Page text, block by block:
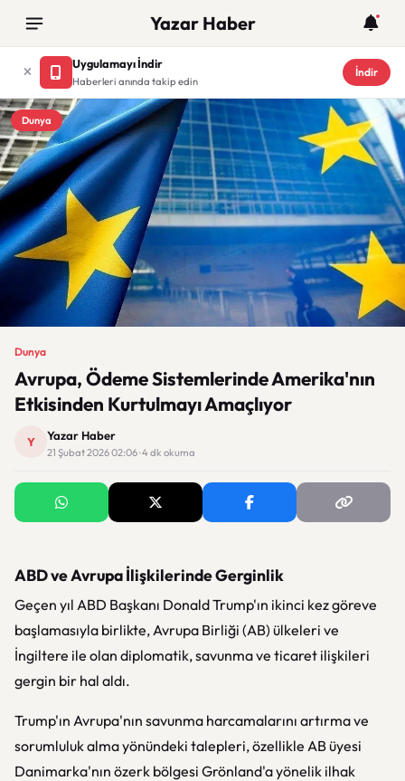
Yazar Haber
Uygulamayı İndir
Haberleri anında takip edin
İndir
Dunya
Dunya
Avrupa, Ödeme Sistemlerinde Amerika'nın
Etkisinden Kurtulmayı Amaçlıyor
Y Yazar Haber
21 Şubat 2026 02:06 · 4 dk okuma
ABD ve Avrupa İlişkilerinde Gerginlik
Geçen yıl ABD Başkanı Donald Trump'ın ikinci kez göreve
başlamasıyla birlikte, Avrupa Birliği (AB) ülkeleri ve
İngiltere ile olan diplomatik, savunma ve ticaret ilişkileri
gergin bir hal aldı.
Trump'ın Avrupa'nın savunma harcamalarını artırma ve
sorumluluk alma yönündeki talepleri, özellikle AB üyesi
Danimarka'nın özerk bölgesi Grönland'a yönelik ilhak